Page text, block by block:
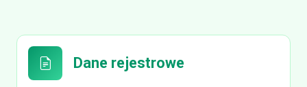
Dane rejestrowe